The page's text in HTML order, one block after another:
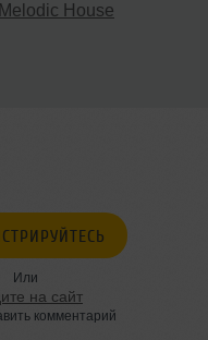
Melodic House
Или
на сайт
комментарий